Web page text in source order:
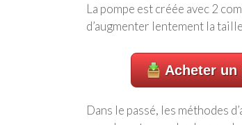
La pompe est créée avec 2
d’augmenter lentement la
Acheter un
Dans le passé, les méthodes